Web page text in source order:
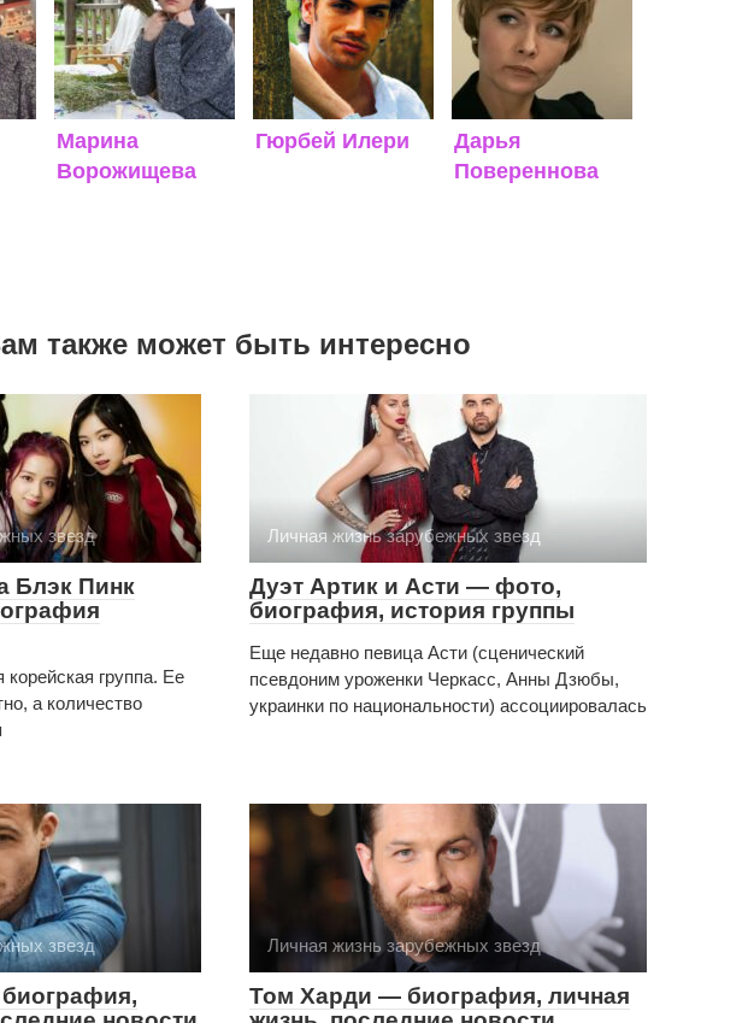
Марина
Ворожищева
Гюрбей Илери
Дарья
Повереннова
также может быть интересно
звезд
Блэк Пинк
группа. Ее
а количество
Личная жизнь зарубежных звезд
Дуэт Артик и Асти — фото,
биография, история группы
Еще недавно певица Асти (сценический
псевдоним уроженки Черкасс, Анны Дзюбы,
украинки по национальности) ассоциировалась
звезд Личная жизнь зарубежных звезд
Том Харди — биография, личная